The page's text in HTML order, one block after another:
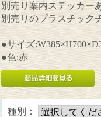
別売り案内ステッカー
別売りのプラスチック
●サイズ
●色:赤
種別：